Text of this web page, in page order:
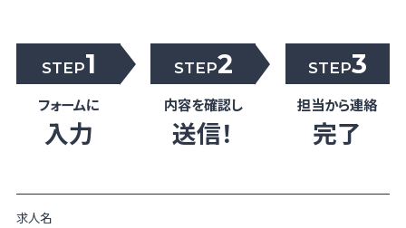
STEP1
フォームに
入力
STEP2
内容を確認し
送信！
STEP3
担当から連絡
完了
求人名